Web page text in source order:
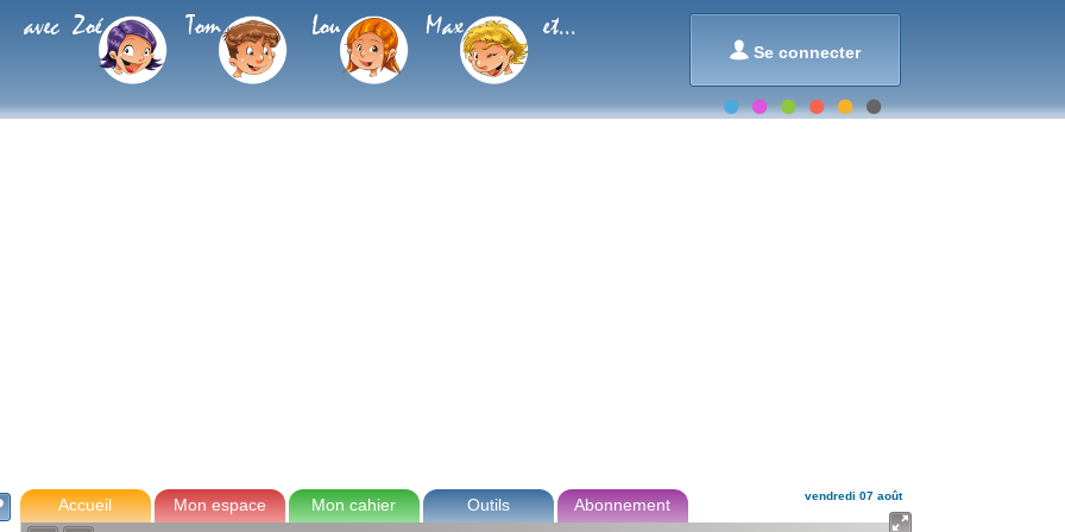
 Se connecter
avec Zoé Tom Lou Max et...
Accueil Mon espace Mon cahier Outils Abonnement vendredi 07 août
